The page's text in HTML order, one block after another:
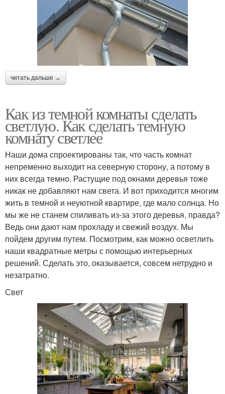
читать дальше →
Как из темной комнаты сделать
светлую. Как сделать темную
комнату светлее
Наши дома спроектированы так, что часть комнат
непременно выходит на северную сторону, а потому в
них всегда темно. Растущие под окнами деревья тоже
никак не добавляют нам света. И вот приходится многим
жить в темной и неуютной квартире, где мало солнца. Но
мы же не станем спиливать из-за этого деревья, правда?
Ведь они дают нам прохладу и свежий воздух. Мы
пойдем другим путем. Посмотрим, как можно осветлить
наши квадратные метры с помощью интерьерных
решений. Сделать это, оказывается, совсем нетрудно и
незатратно.
Свет